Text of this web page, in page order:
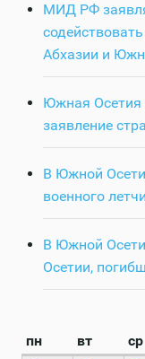
МИД РФ
Абхазии и
Южная Осетия
заявление
В Южной
военного
В Южной
Осетии,
пн вт ср